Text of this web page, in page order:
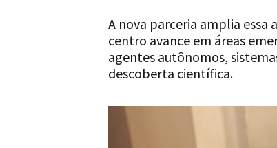
A nova parceria amplia essa
centro avance em áreas
agentes autônomos,
descoberta científica.